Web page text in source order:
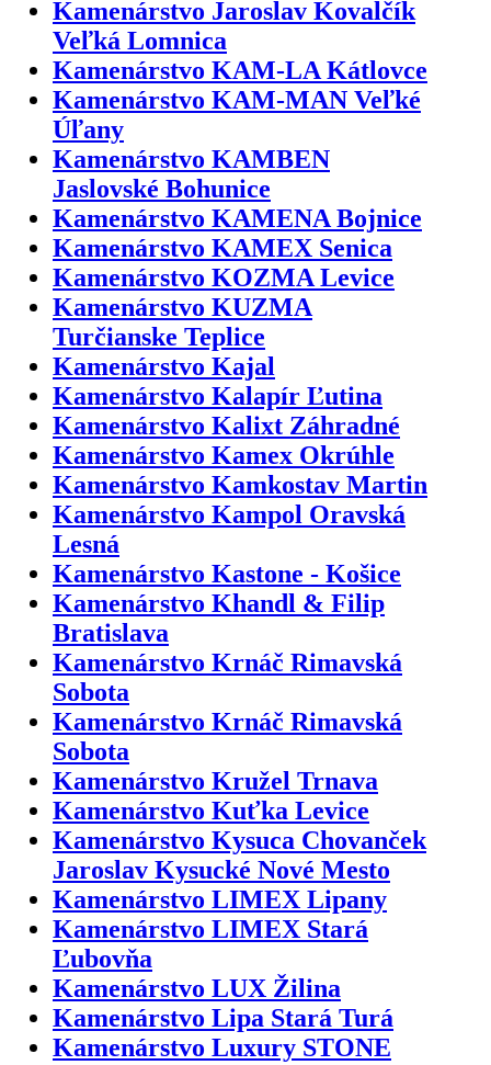
Kamenárstvo Jaroslav Kovalčík
Veľká Lomnica
Kamenárstvo KAM-LA Kátlovce
Kamenárstvo KAM-MAN Veľké
Úľany
Kamenárstvo KAMBEN
Jaslovské Bohunice
Kamenárstvo KAMENA Bojnice
Kamenárstvo KAMEX Senica
Kamenárstvo KOZMA Levice
Kamenárstvo KUZMA
Turčianske Teplice
Kamenárstvo Kajal
Kamenárstvo Kalapír Ľutina
Kamenárstvo Kalixt Záhradné
Kamenárstvo Kamex Okrúhle
Kamenárstvo Kamkostav Martin
Kamenárstvo Kampol Oravská
Lesná
Kamenárstvo Kastone - Košice
Kamenárstvo Khandl & Filip
Bratislava
Kamenárstvo Krnáč Rimavská
Sobota
Kamenárstvo Krnáč Rimavská
Sobota
Kamenárstvo Kružel Trnava
Kamenárstvo Kuťka Levice
Kamenárstvo Kysuca Chovanček
Jaroslav Kysucké Nové Mesto
Kamenárstvo LIMEX Lipany
Kamenárstvo LIMEX Stará
Ľubovňa
Kamenárstvo LUX Žilina
Kamenárstvo Lipa Stará Turá
Kamenárstvo Luxury STONE